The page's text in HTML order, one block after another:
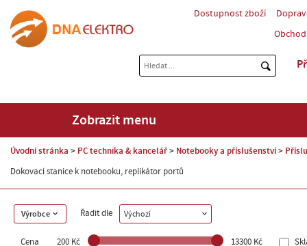
Dostupnost zboží
Zobrazit menu
Úvodní stránka PC technika & kancelář Notebooky a příslušenství
Dokovací stanice k notebooku, replikátor portů
Výrobce Řadit dle Výchozí
Cena 200 Kč 13300 Kč